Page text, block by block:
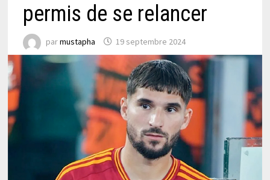
permis de se relancer
parmustapha 19 septembre 2024